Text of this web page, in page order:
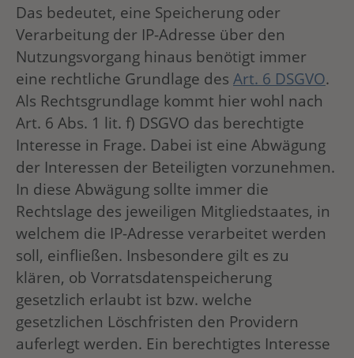
Das bedeutet, eine Speicherung oder
Verarbeitung der IP-Adresse über den
Nutzungsvorgang hinaus benötigt immer
eine rechtliche Grundlage des Art. 6 DSGVO.
Als Rechtsgrundlage kommt hier wohl nach
Art. 6 Abs. 1 lit. f) DSGVO das berechtigte
Interesse in Frage. Dabei ist eine Abwägung
der Interessen der Beteiligten vorzunehmen.
In diese Abwägung sollte immer die
Rechtslage des jeweiligen Mitgliedstaates, in
welchem die IP-Adresse verarbeitet werden
soll, einfließen. Insbesondere gilt es zu
klären, ob Vorratsdatenspeicherung
gesetzlich erlaubt ist bzw. welche
gesetzlichen Löschfristen den Providern
auferlegt werden. Ein berechtigtes Interesse